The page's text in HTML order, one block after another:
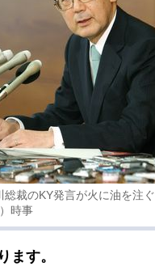
総裁のKY発言が火に油を注ぐ
）時事
ます。